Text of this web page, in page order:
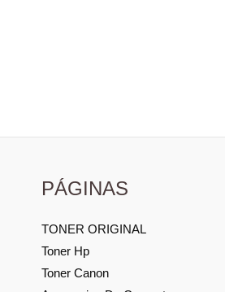
PÁGINAS
TONER ORIGINAL
Toner Hp
Toner Canon